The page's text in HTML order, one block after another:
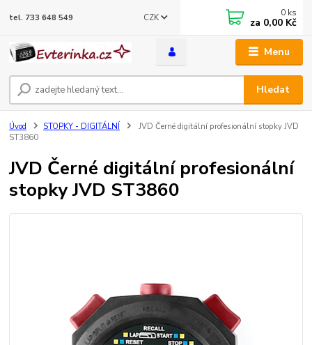
Menu
CZK
Hledat
tel. 733 648 549 0 ks
za 0,00 Kč
Úvod STOPKY - DIGITÁLNÍ
JVD Černé digitální profesionální stopky JVD
ST3860
JVD Černé digitální profesionální
stopky JVD ST3860